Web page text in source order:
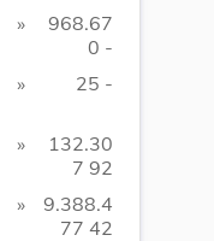
»
968.67
0 -
» 25 -
»
132.30
7 92
»
9.388.4
77 42